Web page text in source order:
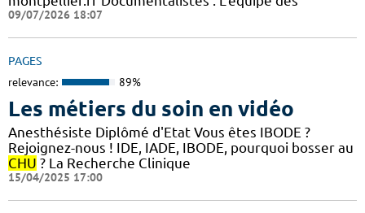
09/07/2026 18:07
PAGES
relevance: 89%
Les métiers du soin en vidéo
Anesthésiste Diplômé d'Etat Vous êtes IBODE ?
Rejoignez-nous ! IDE, IADE, IBODE, pourquoi bosser au
CHU ? La Recherche Clinique
15/04/2025 17:00